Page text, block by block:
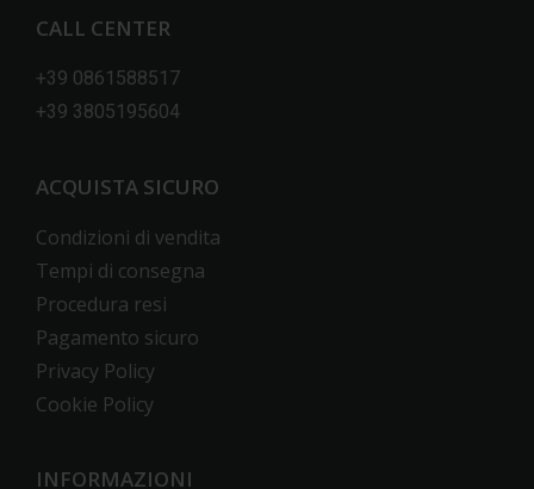
CALL CENTER
+39 0861588517
+39 3805195604
ACQUISTA SICURO
Condizioni di vendita
Tempi di consegna
Procedura resi
Pagamento sicuro
Privacy Policy
Cookie Policy
INFORMAZIONI